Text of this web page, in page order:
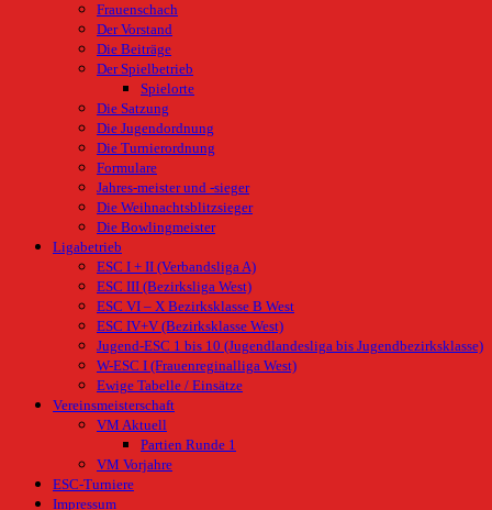
Frauenschach
Der Vorstand
Die Beiträge
Der Spielbetrieb
Spielorte
Die Satzung
Die Jugendordnung
Die Turnierordnung
Formulare
Jahres-meister und -sieger
Die Weihnachtsblitzsieger
Die Bowlingmeister
Ligabetrieb
ESC I + II (Verbandsliga A)
ESC III (Bezirksliga West)
ESC VI – X Bezirksklasse B West
ESC IV+V (Bezirksklasse West)
Jugend-ESC 1 bis 10 (Jugendlandesliga bis Jugendbezirksklasse)
W-ESC I (Frauenreginalliga West)
Ewige Tabelle / Einsätze
Vereinsmeisterschaft
VM Aktuell
Partien Runde 1
VM Vorjahre
ESC-Turniere
Impressum